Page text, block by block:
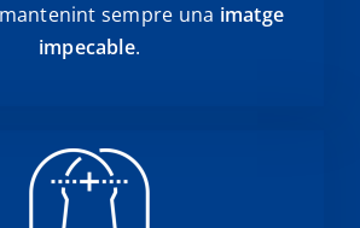
sempre una imatge
impecable.